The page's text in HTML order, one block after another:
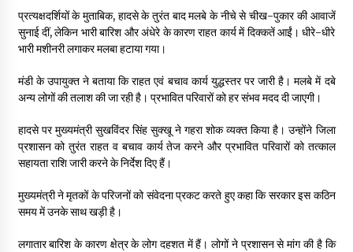
प्रत्यक्षदर्शियों के मुताबिक, हादसे के तुरंत बाद मलबे के नीचे से चीख-पुकार की आवाजें
सुनाई दीं, लेकिन भारी बारिश और अंधेरे के कारण राहत कार्य में दिक्कतें आईं। धीरे-धीरे
भारी मशीनरी लगाकर मलबा हटाया गया।
मंडी के उपायुक्त ने बताया कि राहत एवं बचाव कार्य युद्धस्तर पर जारी है। मलबे में दबे
अन्य लोगों की तलाश की जा रही है। प्रभावित परिवारों को हर संभव मदद दी जाएगी।
हादसे पर मुख्यमंत्री सुखविंदर सिंह सुक्खू ने गहरा शोक व्यक्त किया है। उन्होंने जिला
प्रशासन को तुरंत राहत व बचाव कार्य तेज करने और प्रभावित परिवारों को तत्काल
सहायता राशि जारी करने के निर्देश दिए हैं।
मुख्यमंत्री ने मृतकों के परिजनों को संवेदना प्रकट करते हुए कहा कि सरकार इस कठिन
समय में उनके साथ खड़ी है।
लगातार बारिश के कारण क्षेत्र के लोग दहशत में हैं। लोगों ने प्रशासन से मांग की है कि